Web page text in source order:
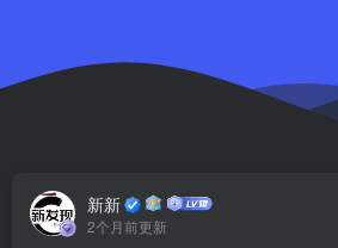
新新
2个月前更新